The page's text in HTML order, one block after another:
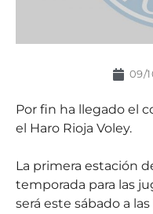
09/
Por fin ha llegado el
el Haro Rioja Voley.
La primera estación
temporada para las
será este sábado a